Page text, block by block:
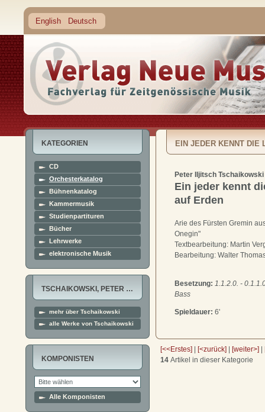
English Deutsch
KATEGORIEN
CD
Orchesterkatalog
Bühnenkatalog
Kammermusik
Studienpartituren
Bücher
Lehrwerke
elektronische Musik
TSCHAIKOWSKI, PETER …
mehr über Tschaikowski
alle Werke von Tschaikowski
KOMPONISTEN
Alle Komponisten
EIN JEDER KENNT DIE
Peter Iljitsch Tschaikowski
Ein jeder kennt
auf Erden
Arie des Fürsten Gremin
Onegin"
Textbearbeitung: Martin
Bearbeitung: Walter
Besetzung: 1.1.2.0. -
Bass
Spieldauer: 6'
[<<Erstes] [<zurück] [weiter>]
14 Artikel in dieser Kategorie